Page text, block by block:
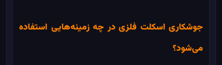
جوشکاری اسکلت فلزی در چه زمینه‌هایی استفاده
می‌شود؟